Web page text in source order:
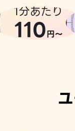
1分あたり
110円〜